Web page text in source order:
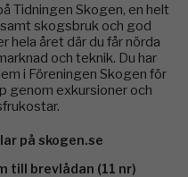
Tidningen Skogen, en helt
skogsbruk och god
hela året där du får nörda
och teknik. Du har
i Föreningen Skogen för
genom exkursioner och
på skogen.se
till brevlådan (11 nr)